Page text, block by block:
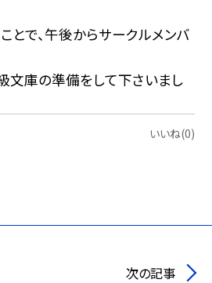
とで、午後からサークルメンバ
文庫の準備をして下さいまし
いいね(0)
次の記事